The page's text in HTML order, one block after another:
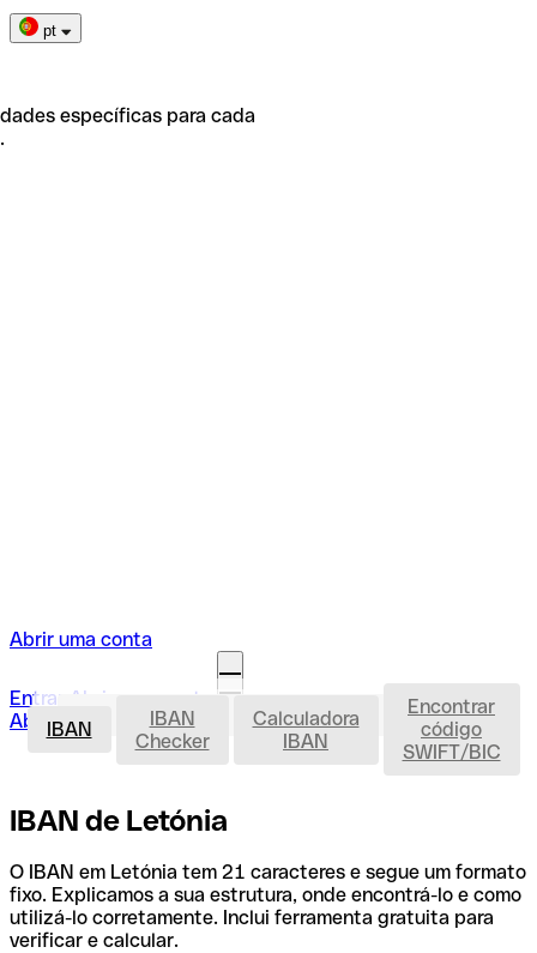
pt
específicas para cada
Abrir uma conta
Entrar Abrir uma conta
Abrir a minha conta
IBAN
IBAN
IBAN
Checker
Calculadora
IBAN
Encontrar
código
SWIFT/BIC
IBAN de Letónia
O IBAN em Letónia tem 21 caracteres e segue um formato
fixo. Explicamos a sua estrutura, onde encontrá-lo e como
utilizá-lo corretamente. Inclui ferramenta gratuita para
verificar e calcular.